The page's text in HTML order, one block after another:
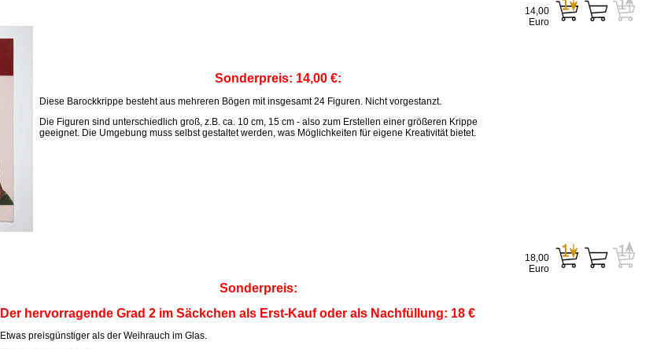
Sonderpreis: 14,00 €:
Diese Barockkrippe besteht aus mehreren Bögen mit insgesamt 24 Figuren. Nicht vorgestanzt.
Die Figuren sind unterschiedlich groß, z.B. ca. 10 cm, 15 cm - also zum Erstellen einer größeren Krippe
geeignet. Die Umgebung muss selbst gestaltet werden, was Möglichkeiten für eigene Kreativität bietet.
14,00
Euro
Sonderpreis:
Der hervorragende Grad 2 im Säckchen als Erst-Kauf oder als Nachfüllung: 18 €
Etwas preisgünstiger als der Weihrauch im Glas.
18,00
Euro